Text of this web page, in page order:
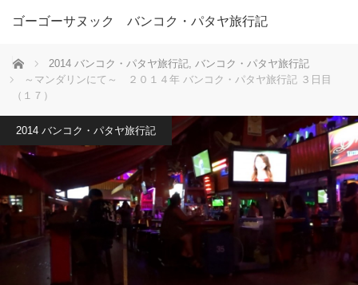
ゴーゴーサヌック バンコク・パタヤ旅行記
ホーム 2014 バンコク・パタヤ旅行記, バンコク・パタヤ旅行記
～マンダリンにて～ ２０１４年 バンコク・パタヤ旅行記 ３日目
（１７）
2014 バンコク・パタヤ旅行記